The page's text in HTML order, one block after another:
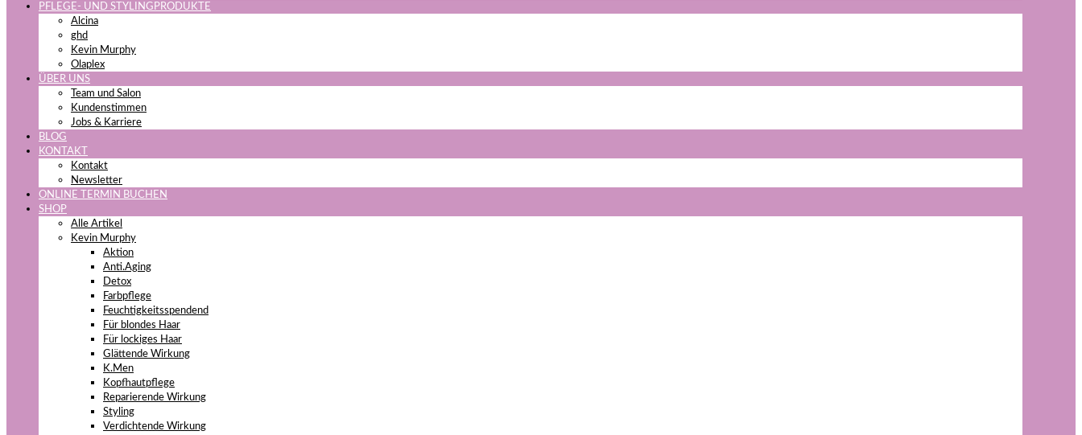
PFLEGE- UND STYLINGPRODUKTE
Alcina
ghd
Kevin Murphy
Olaplex
ÜBER UNS
Team und Salon
Kundenstimmen
Jobs & Karriere
BLOG
KONTAKT
Kontakt
Newsletter
ONLINE TERMIN BUCHEN
SHOP
Alle Artikel
Kevin Murphy
Aktion
Anti.Aging
Detox
Farbpflege
Feuchtigkeitsspendend
Für blondes Haar
Für lockiges Haar
Glättende Wirkung
K.Men
Kopfhautpflege
Reparierende Wirkung
Styling
Verdichtende Wirkung